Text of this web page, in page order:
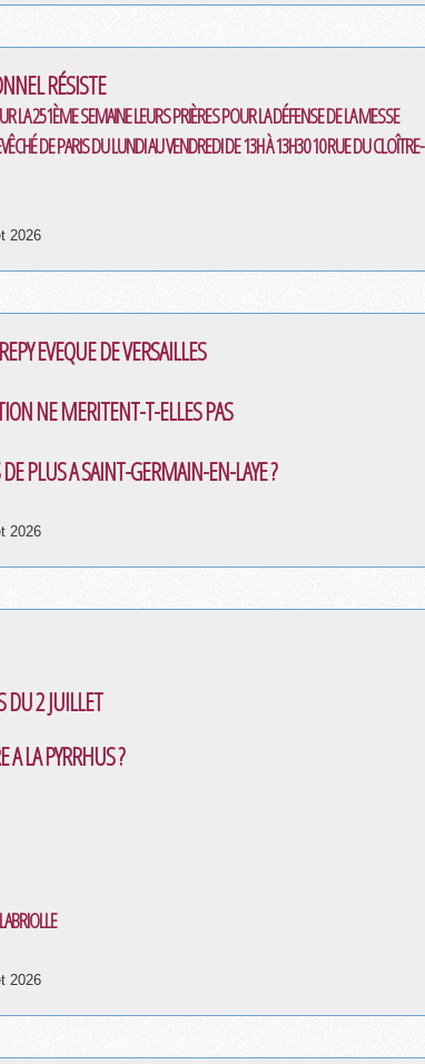
RÉSISTE
LA 251ÈME SEMAINE LEURS PRIÈRES POUR LA DÉFENSE DE LA MESSE
DE PARIS DU LUNDI AU VENDREDI DE 13H À 13H30 10 RUE DU CLOÎTRE-
2026
EVEQUE DE VERSAILLES
NE MERITENT-T-ELLES PAS
PLUS A SAINT-GERMAIN-EN-LAYE ?
2026
2 JUILLET
A LA PYRRHUS ?
2026